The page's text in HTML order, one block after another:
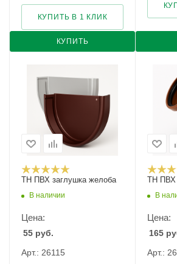
КУПИТЬ
КУПИТЬ В 1 КЛИК
ТН ПВХ заглушка желоба
В наличии
Цена:
55 руб.
Арт.: 26115
ТН ПВХ
В
Цена:
165
Арт.: